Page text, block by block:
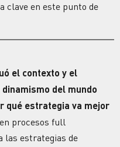
clave en este punto de
el contexto y el
del mundo
qué estrategia va mejor
procesos full
las estrategias de